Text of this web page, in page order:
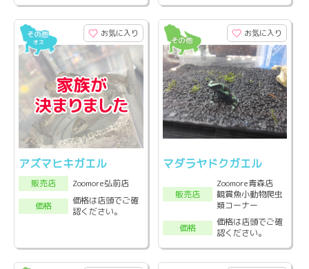
お気に入り
アズマヒキガエル
販売店
Zoomore弘前店
価格
価格は店頭でご確
認ください。
お気に入り
マダラヤドクガエル
販売店
Zoomore青森店
観賞魚小動物爬虫
類コーナー
価格
価格は店頭でご確
認ください。